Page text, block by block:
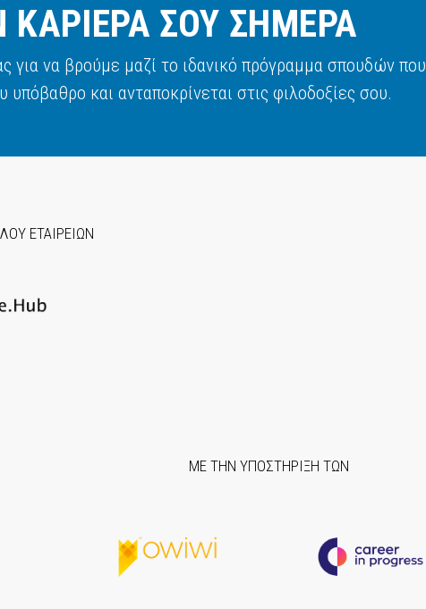
ΚΑΡΙΕΡΑ ΣΟΥ ΣΗΜΕΡΑ
για να βρούμε μαζί το ιδανικό πρόγραμμα σπουδών που
υπόβαθρο και ανταποκρίνεται στις φιλοδοξίες σου.
ΕΤΑΙΡΕΙΩΝ
ΜΕ ΤΗΝ ΥΠΟΣΤΗΡΙΞΗ ΤΩΝ